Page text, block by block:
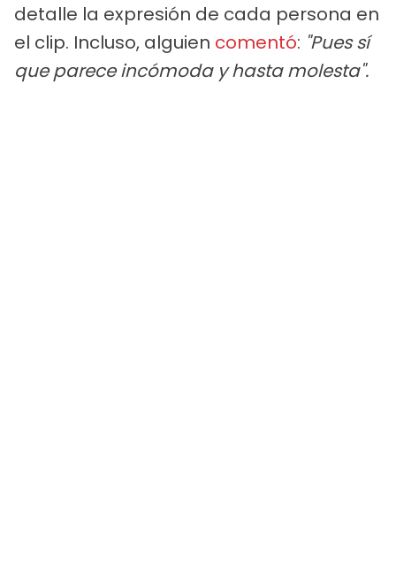
detalle la expresión de cada persona en
el clip. Incluso, alguien comentó: "Pues sí
que parece incómoda y hasta molesta".